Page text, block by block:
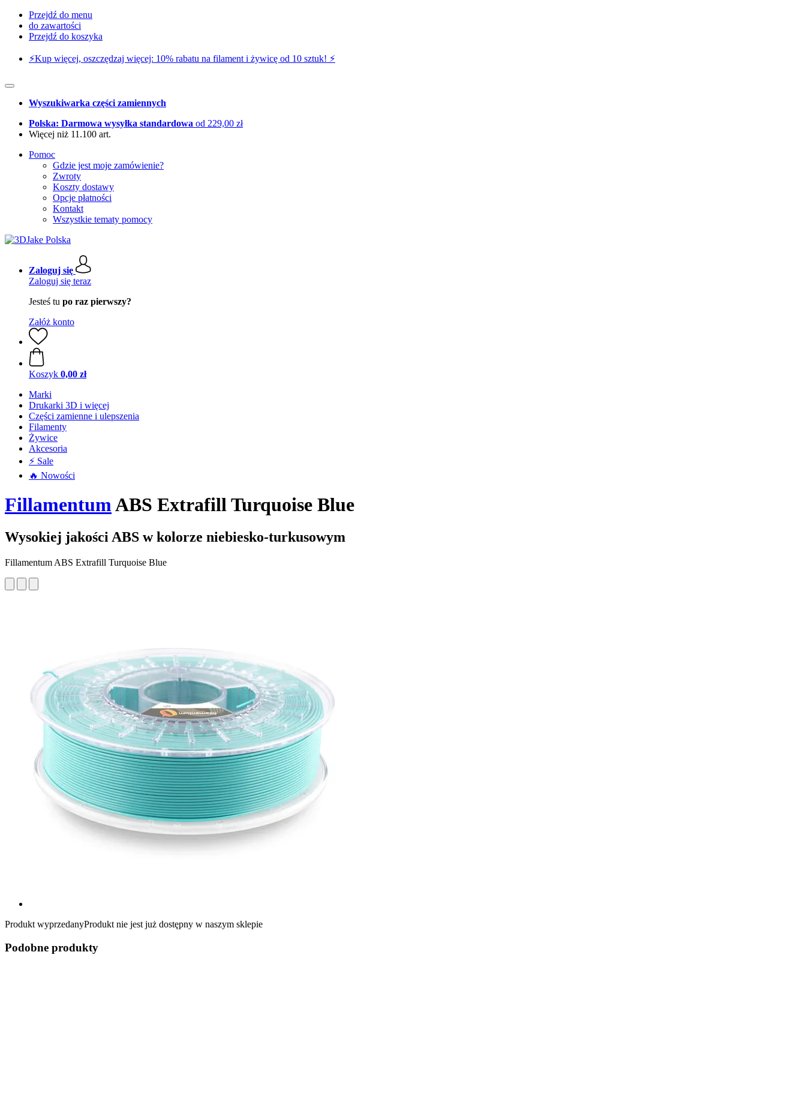
Przejdź do menu
do zawartości
Przejdź do koszyka
⚡️Kup więcej, oszczędzaj więcej: 10% rabatu na filament i żywicę od 10 sztuk! ⚡️
Wyszukiwarka części zamiennych
Polska: Darmowa wysyłka standardowa od 229,00 zł
Więcej niż 11.100 art.
Pomoc
Gdzie jest moje zamówienie?
Zwroty
Koszty dostawy
Opcje płatności
Kontakt
Wszystkie tematy pomocy
Zaloguj się
Zaloguj się teraz
Jesteś tu po raz pierwszy?
Załóż konto
Koszyk 0,00 zł
Marki
Drukarki 3D i więcej
Części zamienne i ulepszenia
Filamenty
Żywice
Akcesoria
⚡ Sale
🔥 Nowości
FillamentumABS Extrafill Turquoise Blue
Wysokiej jakości ABS w kolorze niebiesko-turkusowym
Fillamentum ABS Extrafill Turquoise Blue
Produkt wyprzedanyProdukt nie jest już dostępny w naszym sklepie
Podobne produkty